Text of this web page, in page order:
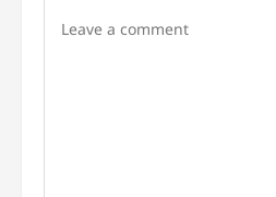
i